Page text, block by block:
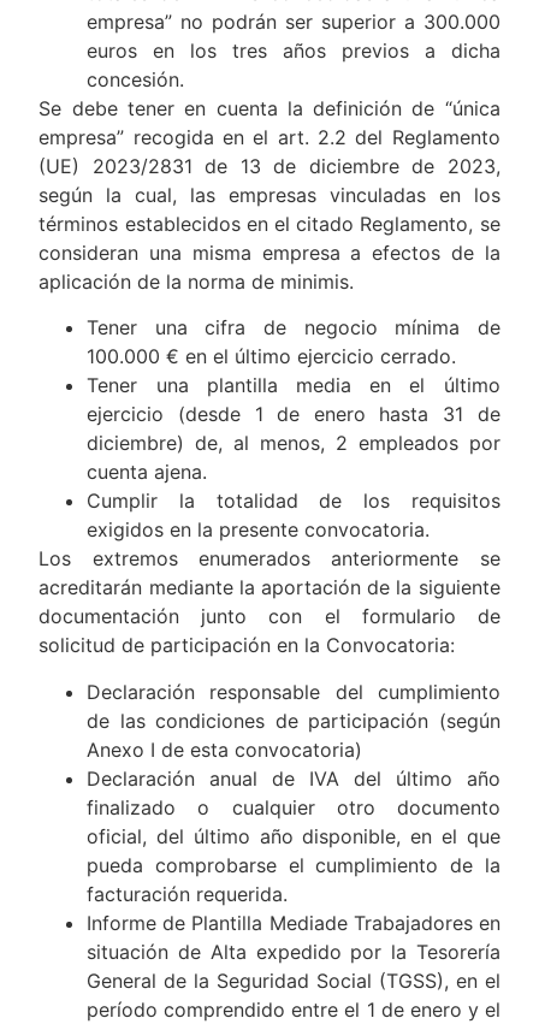
empresa” no podrán ser superior a 300.000
euros en los tres años previos a dicha
concesión.
Se debe tener en cuenta la definición de “única
empresa” recogida en el art. 2.2 del Reglamento
(UE) 2023/2831 de 13 de diciembre de 2023,
según la cual, las empresas vinculadas en los
términos establecidos en el citado Reglamento, se
consideran una misma empresa a efectos de la
aplicación de la norma de minimis.
Tener una cifra de negocio mínima de
100.000 € en el último ejercicio cerrado.
Tener una plantilla media en el último
ejercicio (desde 1 de enero hasta 31 de
diciembre) de, al menos, 2 empleados por
cuenta ajena.
Cumplir la totalidad de los requisitos
exigidos en la presente convocatoria.
Los extremos enumerados anteriormente se
acreditarán mediante la aportación de la siguiente
documentación junto con el formulario de
solicitud de participación en la Convocatoria:
Declaración responsable del cumplimiento
de las condiciones de participación (según
Anexo I de esta convocatoria)
Declaración anual de IVA del último año
finalizado o cualquier otro documento
oficial, del último año disponible, en el que
pueda comprobarse el cumplimiento de la
facturación requerida.
Informe de Plantilla Mediade Trabajadores en
situación de Alta expedido por la Tesorería
General de la Seguridad Social (TGSS), en el
período comprendido entre el 1 de enero y el